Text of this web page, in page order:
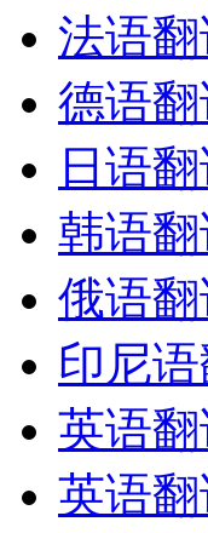
法语
德语
日语
韩语
俄语
印尼
英语
英语